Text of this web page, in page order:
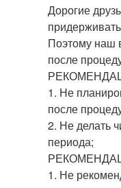
Дорогие
Поэтому наш
после
1. Не
после
2. Не делать
периода;
1. Не